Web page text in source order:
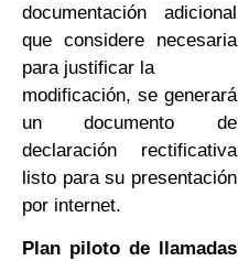
documentación adicional
que considere necesaria
para justificar la
modificación, se generará
un documento de
declaración rectificativa
listo para su presentación
por internet.
Plan piloto de llamadas